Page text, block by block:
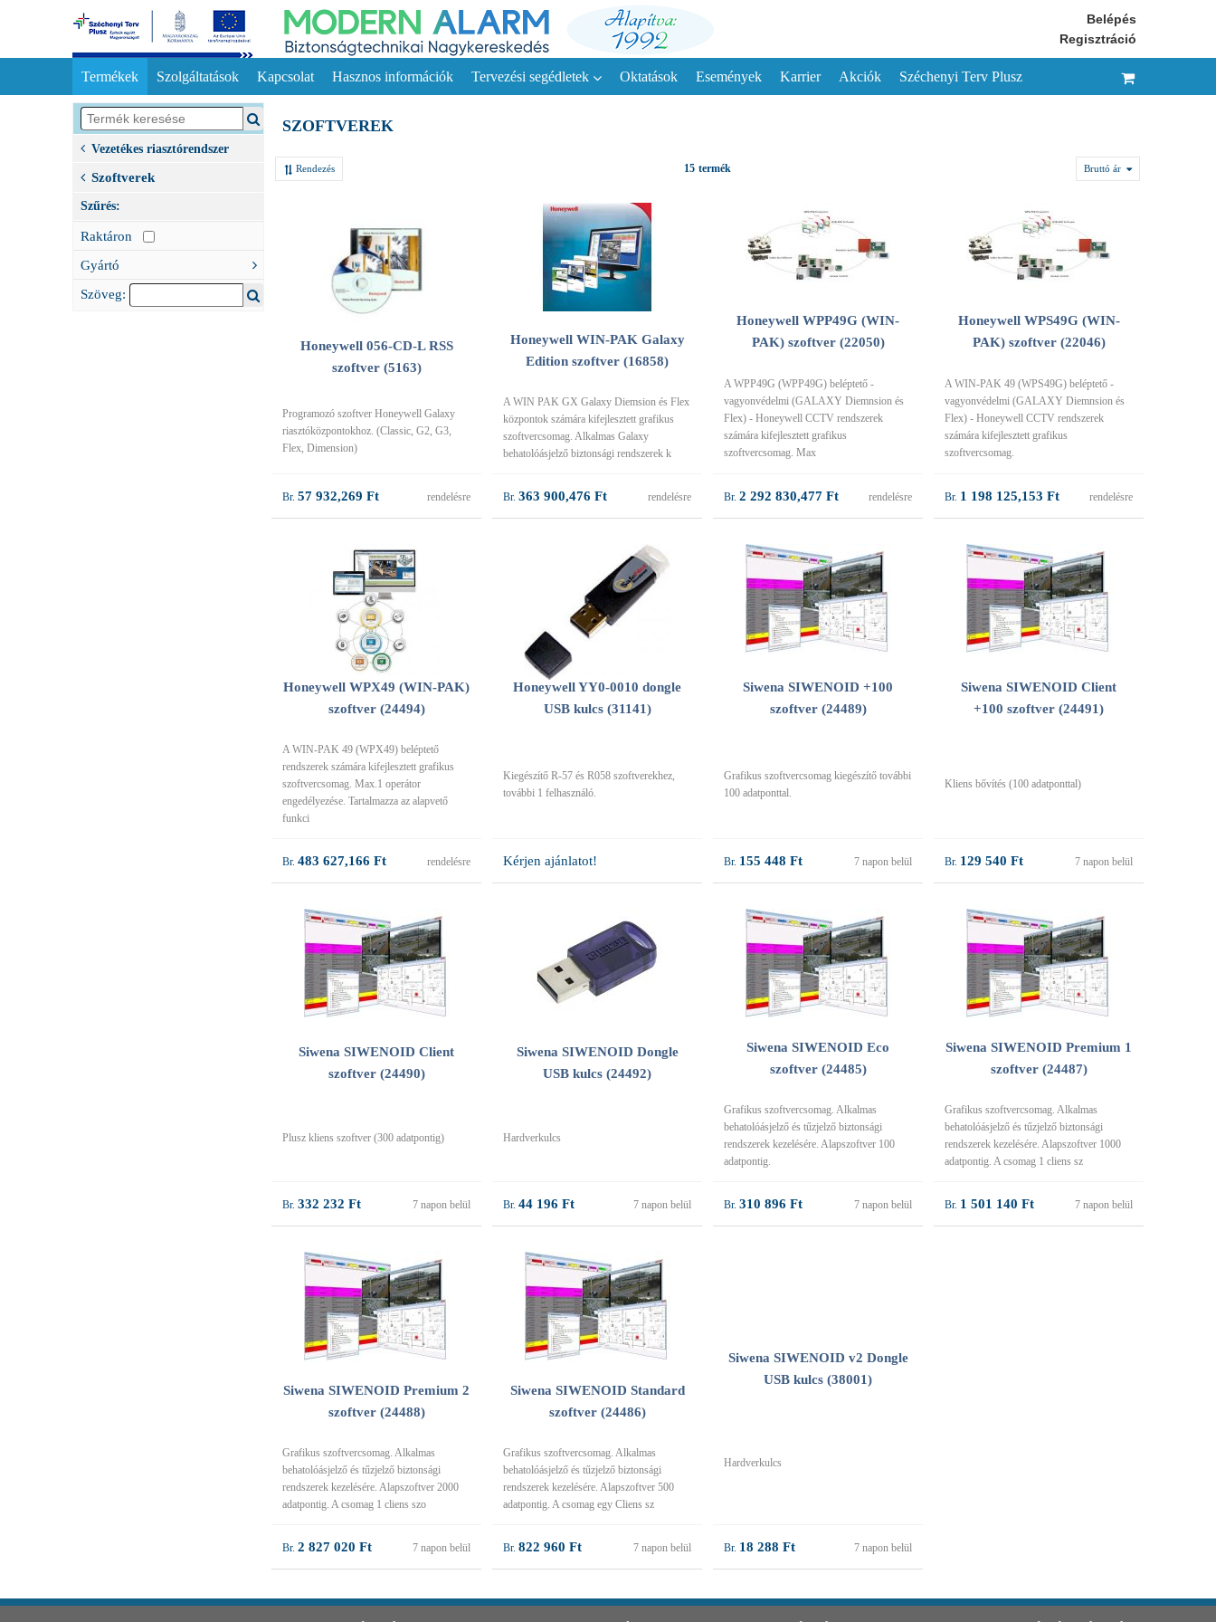
Belépés
Regisztráció
Termékek Szolgáltatások Kapcsolat Hasznos információk Tervezési segédletek Oktatások Események Karrier Akciók Széchenyi Terv Plusz
Vezetékes riasztórendszer
Szoftverek
Szűrés:
Raktáron
Gyártó
Szöveg:
SZOFTVEREK
Rendezés 15 termék Bruttó ár
Honeywell 056-CD-L RSS
szoftver (5163)
Programozó szoftver Honeywell Galaxy
riasztóközpontokhoz. (Classic, G2, G3,
Flex, Dimension)
57 932,269 Ft rendelésre
Honeywell WIN-PAK Galaxy
Edition szoftver (16858)
A WIN PAK GX Galaxy Diemsion és Flex
központok számára kifejlesztett grafikus
szoftvercsomag. Alkalmas Galaxy
behatolóásjelző biztonsági rendszerek k
363 900,476 Ft rendelésre
Honeywell WPP49G (WIN-
PAK) szoftver (22050)
A WPP49G (WPP49G) beléptető -
vagyonvédelmi (GALAXY Diemnsion és
Flex) - Honeywell CCTV rendszerek
számára kifejlesztett grafikus
szoftvercsomag. Max
2 292 830,477 Ft rendelésre
Honeywell WPS49G (WIN-
PAK) szoftver (22046)
A WIN-PAK 49 (WPS49G) beléptető -
vagyonvédelmi (GALAXY Diemnsion és
Flex) - Honeywell CCTV rendszerek
számára kifejlesztett grafikus
szoftvercsomag.
1 198 125,153 Ft rendelésre
Honeywell WPX49 (WIN-PAK)
szoftver (24494)
A WIN-PAK 49 (WPX49) beléptető
rendszerek számára kifejlesztett grafikus
szoftvercsomag. Max.1 operátor
engedélyezése. Tartalmazza az alapvető
funkci
483 627,166 Ft rendelésre
Honeywell YY0-0010 dongle
USB kulcs (31141)
Kiegészítő R-57 és R058 szoftverekhez,
további 1 felhasználó.
Kérjen ajánlatot!
Siwena SIWENOID +100
szoftver (24489)
Grafikus szoftvercsomag kiegészítő további
100 adatponttal.
155 448 Ft 7 napon belül
Siwena SIWENOID Client
+100 szoftver (24491)
Kliens bővítés (100 adatponttal)
129 540 Ft 7 napon belül
Siwena SIWENOID Client
szoftver (24490)
Plusz kliens szoftver (300 adatpontig)
332 232 Ft 7 napon belül
Siwena SIWENOID Dongle
USB kulcs (24492)
Hardverkulcs
44 196 Ft 7 napon belül
Siwena SIWENOID Eco
szoftver (24485)
Grafikus szoftvercsomag. Alkalmas
behatolóásjelző és tűzjelző biztonsági
rendszerek kezelésére. Alapszoftver 100
adatpontig.
310 896 Ft 7 napon belül
Siwena SIWENOID Premium 1
szoftver (24487)
Grafikus szoftvercsomag. Alkalmas
behatolóásjelző és tűzjelző biztonsági
rendszerek kezelésére. Alapszoftver 1000
adatpontig. A csomag 1 cliens sz
1 501 140 Ft 7 napon belül
Siwena SIWENOID Premium 2
szoftver (24488)
Grafikus szoftvercsomag. Alkalmas
behatolóásjelző és tűzjelző biztonsági
rendszerek kezelésére. Alapszoftver 2000
adatpontig. A csomag 1 cliens szo
2 827 020 Ft 7 napon belül
Siwena SIWENOID Standard
szoftver (24486)
Grafikus szoftvercsomag. Alkalmas
behatolóásjelző és tűzjelző biztonsági
rendszerek kezelésére. Alapszoftver 500
adatpontig. A csomag egy Cliens sz
822 960 Ft 7 napon belül
Siwena SIWENOID v2 Dongle
USB kulcs (38001)
Hardverkulcs
18 288 Ft 7 napon belül